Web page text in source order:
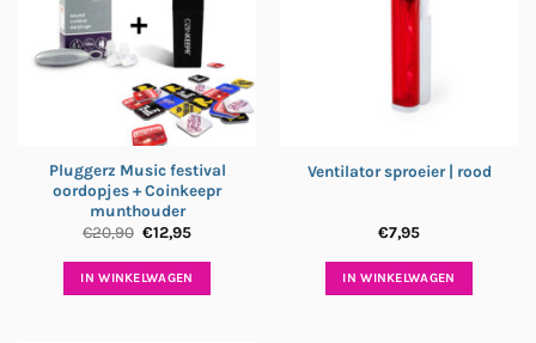
Pluggerz Music festival
oordopjes + Coinkeepr
munthouder
€20,90 Oorspronkelijke
was:
€20,90.
€12,95Huidige
is:
€12,95.
IN WINKELWAGEN
Ventilator sproeier | rood
€7,95
IN WINKELWAGEN